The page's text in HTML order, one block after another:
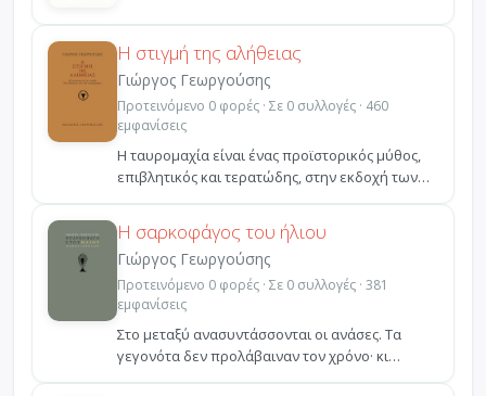
Η στιγμή της αλήθειας
Γιώργος Γεωργούσης
Προτεινόμενο 0 φορές · Σε 0 συλλογές · 460
εμφανίσεις
Η ταυρομαχία είναι ένας προϊστορικός μύθος,
επιβλητικός και τερατώδης, στην εκδοχή των
Η σαρκοφάγος του ήλιου
Γιώργος Γεωργούσης
Προτεινόμενο 0 φορές · Σε 0 συλλογές · 381
εμφανίσεις
Στο μεταξύ ανασυντάσσονται οι ανάσες. Τα
γεγονότα δεν προλάβαιναν τον χρόνο· κι